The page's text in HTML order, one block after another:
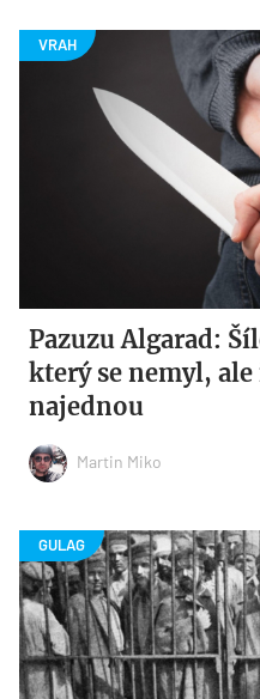
Pazuzu Algarad:
který se nemyl,
najednou
Martin Miko